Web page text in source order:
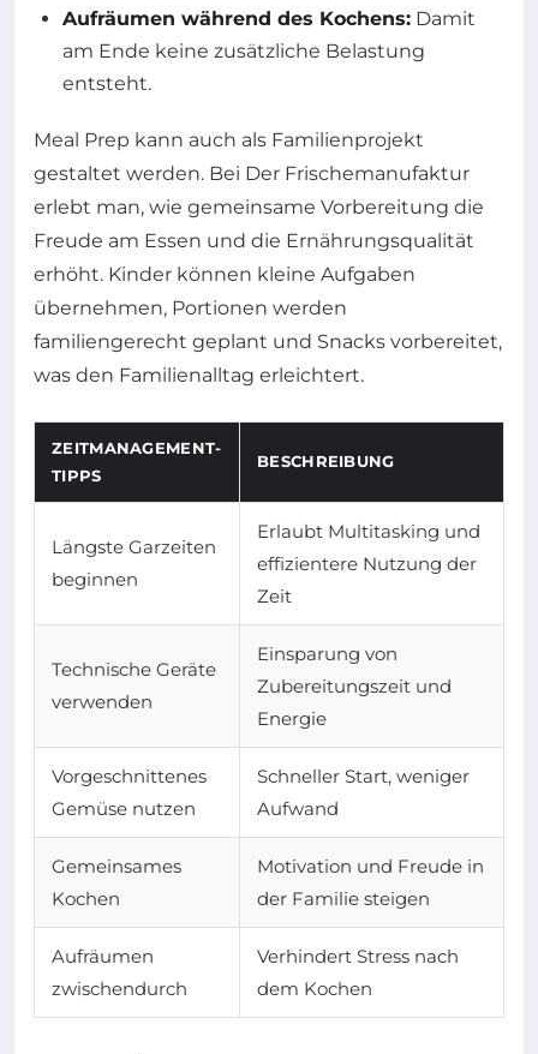
Aufräumen während des Kochens: Damit
am Ende keine zusätzliche Belastung
entsteht.
Meal Prep kann auch als Familienprojekt
gestaltet werden. Bei Der Frischemanufaktur
erlebt man, wie gemeinsame Vorbereitung die
Freude am Essen und die Ernährungsqualität
erhöht. Kinder können kleine Aufgaben
übernehmen, Portionen werden
familiengerecht geplant und Snacks vorbereitet,
was den Familienalltag erleichtert.
ZEITMANAGEMENT-
TIPPS
BESCHREIBUNG
Längste Garzeiten
beginnen
Erlaubt Multitasking und
effizientere Nutzung der
Zeit
Technische Geräte
verwenden
Einsparung von
Zubereitungszeit und
Energie
Vorgeschnittenes
Gemüse nutzen
Schneller Start, weniger
Aufwand
Gemeinsames
Kochen
Motivation und Freude in
der Familie steigen
Aufräumen
zwischendurch
Verhindert Stress nach
dem Kochen